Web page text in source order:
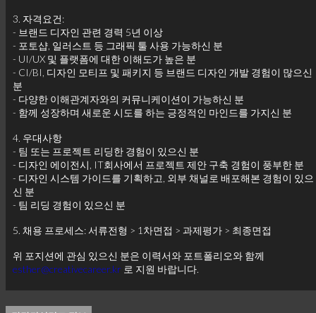
3. 자격요건:
- 브랜드 디자인 관련 경력 5년 이상
- 포토샵, 일러스트 등 그래픽 툴 사용 가능하신 분
- UI/UX 및 플랫폼에 대한 이해도가 높은 분
- CI/BI, 디자인 모티프 및 패키지 등 브랜드 디자인 개발 경험이 많으신
분
- 다양한 이해관계자와의 커뮤니케이션이 가능하신 분
- 함께 성장하며 새로운 시도를 하는 긍정적인 마인드를 가지신 분
4. 우대사항
- 팀 또는 프로젝트 리딩한 경험이 있으신 분
- 디자인 에이전시, IT회사에서 프로젝트 제안 구축 경험이 풍부한 분
- 디자인 시스템 가이드를 기획하고, 외부 채널로 배포해본 경험이 있으
신 분
- 팀 리딩 경험이 있으신 분
5. 채용 프로세스: 서류전형 > 1차면접 > 과제평가 > 최종면접
위 포지션에 관심 있으신 분은 이력서와 포트폴리오와 함께
esther@creativecareer.kr 로 지원 바랍니다.